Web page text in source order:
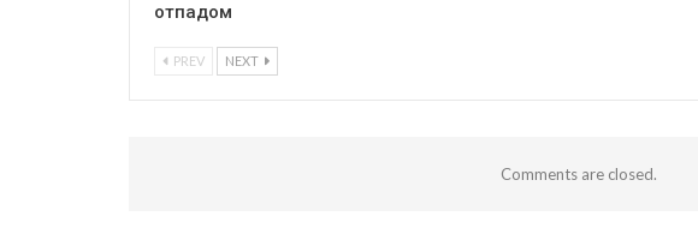
отпадом
PREV NEXT
Comments are closed.